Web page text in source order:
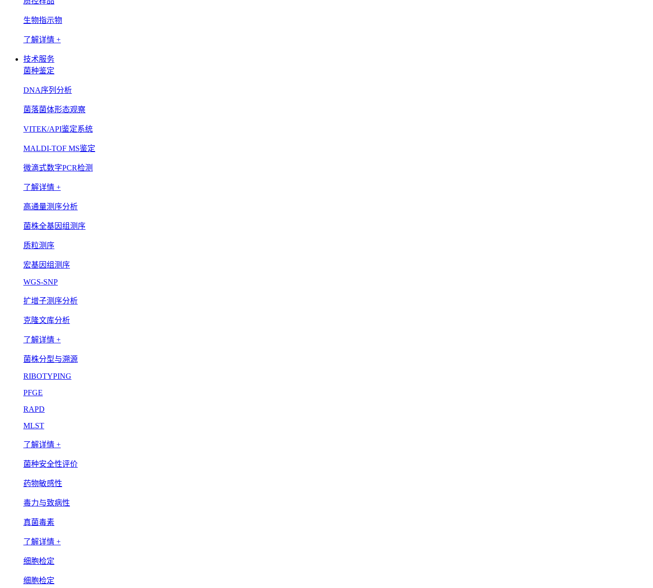
生物指示物
了解详情 +
技术服务
菌种鉴定
DNA序列分析
菌落菌体形态观察
VITEK/API鉴定系统
MALDI-TOF MS鉴定
微滴式数字PCR检测
了解详情 +
高通量测序分析
菌株全基因组测序
质粒测序
宏基因组测序
WGS-SNP
扩增子测序分析
克隆文库分析
了解详情 +
菌株分型与溯源
RIBOTYPING
PFGE
RAPD
MLST
了解详情 +
菌种安全性评价
药物敏感性
毒力与致病性
真菌毒素
了解详情 +
细胞检定
细胞检定